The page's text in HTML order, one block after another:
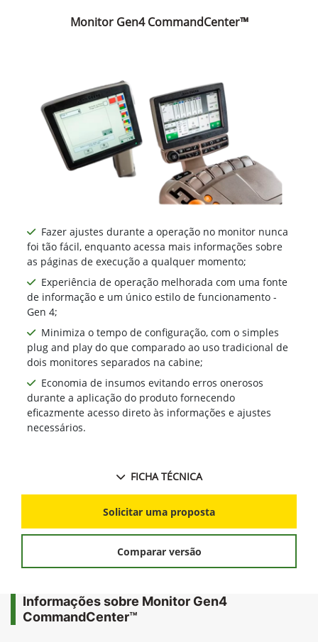
Monitor Gen4 CommandCenter™
Fazer ajustes durante a operação no monitor nunca
foi tão fácil, enquanto acessa mais informações sobre
as páginas de execução a qualquer momento;
Experiência de operação melhorada com uma fonte
de informação e um único estilo de funcionamento -
Gen 4;
Minimiza o tempo de configuração, com o simples
plug and play do que comparado ao uso tradicional de
dois monitores separados na cabine;
Economia de insumos evitando erros onerosos
durante a aplicação do produto fornecendo
eficazmente acesso direto às informações e ajustes
necessários.
FICHA TÉCNICA
Solicitar uma proposta
Comparar versão
Informações sobre Monitor Gen4
CommandCenter™